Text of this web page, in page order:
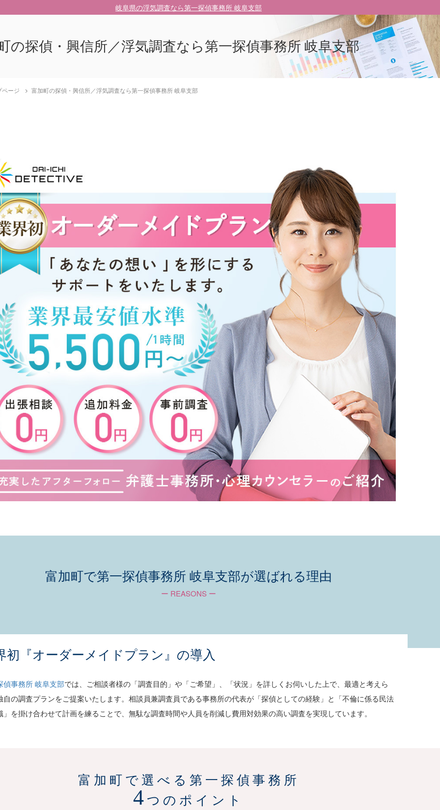
岐阜県の浮気調査なら第一探偵事務所 岐阜支部
の探偵・興信所／浮気調査なら第一探偵事務所 岐阜支部
ページ 富加町の探偵・興信所／浮気調査なら第一探偵事務所 岐阜支部
富加町で第一探偵事務所 岐阜支部が選ばれる理由
ー REASONS ー
初『オーダーメイドプラン』の導入
偵事務所 岐阜支部では、ご相談者様の「調査目的」や「ご希望」、「状況」を詳しくお伺いした上で、最適と考えら
自の調査プランをご提案いたします。相談員兼調査員である事務所の代表が「探偵としての経験」と「不倫に係る民法
」を掛け合わせて計画を練ることで、無駄な調査時間や人員を削減し費用対効果の高い調査を実現しています。
富加町で選べる第一探偵事務所
4 つのポイント